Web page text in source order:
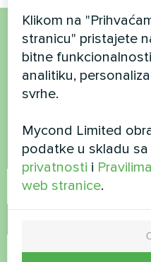
Želite kupiti
pitanja?
Ime
Klikom na
stranicu" pristajete
bitne
analitiku,
svrhe.
Mycond Limited
podatke u skladu sa
privatnosti i
web stranice.